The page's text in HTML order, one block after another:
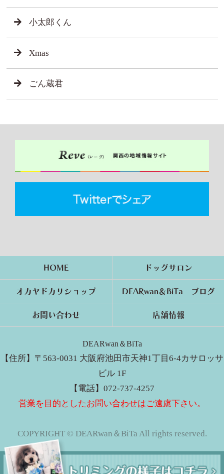
小太郎くん
Xmas
ごん蔵君
HOME ドッグサロン
オカヤドカリショップ DEARwan＆BiTa ブログ
お問い合わせ 店舗情報
DEARwan＆BiTa
【住所】〒563-0031 大阪府池田市天神1丁目6-4カサロッサ
ビル 1F
【電話】072-737-4257
営業を目的としたお問い合わせはご遠慮下さい。
COPYRIGHT © DEARwan＆BiTa All rights reserved.